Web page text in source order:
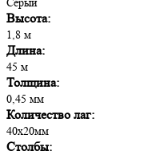
Высота:
1,8 м
Длина:
45 м
Толщина:
0,45 мм
Количество лаг:
40х20мм
Столбы: